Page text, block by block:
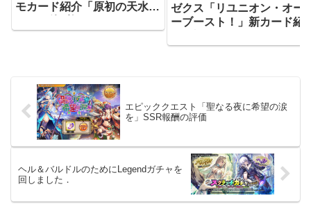
モカード紹介「原初の天水
ゼクス「リユニオン・オー
ーブースト！」新カード紹
エピッククエスト「聖なる夜に希望の涙
を」SSR報酬の評価
ヘル＆バルドルのためにLegendガチャを
回しました．